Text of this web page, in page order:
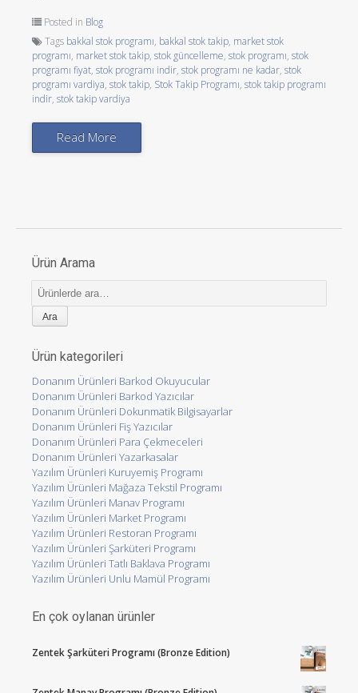
Posted in Blog
Tags bakkal stok programı, bakkal stok takip, market stok
programı, market stok takip, stok güncelleme, stok programı, stok
programı fiyat, stok programı indir, stok programı ne kadar, stok
programı vardiya, stok takip, Stok Takip Programı, stok takip programı
indir, stok takip vardiya
Read More
Ürün Arama
Ara:
Ürün kategorileri
Donanım Ürünleri Barkod Okuyucular
Donanım Ürünleri Barkod Yazıcılar
Donanım Ürünleri Dokunmatik Bilgisayarlar
Donanım Ürünleri Fiş Yazıcılar
Donanım Ürünleri Para Çekmeceleri
Donanım Ürünleri Yazarkasalar
Yazılım Ürünleri Kuruyemiş Programı
Yazılım Ürünleri Mağaza Tekstil Programı
Yazılım Ürünleri Manav Programı
Yazılım Ürünleri Market Programı
Yazılım Ürünleri Restoran Programı
Yazılım Ürünleri Şarküteri Programı
Yazılım Ürünleri Tatlı Baklava Programı
Yazılım Ürünleri Unlu Mamül Programı
En çok oylanan ürünler
Zentek Şarküteri Programı (Bronze Edition)